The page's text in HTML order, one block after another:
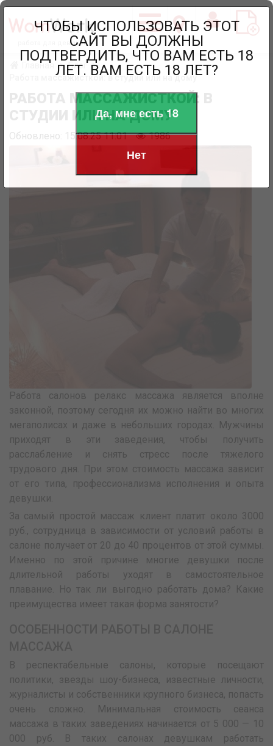
работа для девушек
Главная
Блог
Работа массажисткой: в студии или на дому
РАБОТА МАССАЖИСТКОЙ: В
СТУДИИ ИЛИ НА ДОМУ
Обновлено: 15.08.25 11:01 1986
Работа салонов релакс массажа является вполне
законной, поэтому сегодня их можно найти во многих
мегаполисах и даже в небольших городах. Мужчины
приходят в эти заведения, чтобы получить
расслабление и снять стресс после тяжелого
трудового дня. При этом стоимость массажа зависит
от его типа, профессионализма исполнения и опыта
девушки.
За самый простой массаж клиент платит около 3000
руб., сотрудница в зависимости от условий работы в
салоне получает от 20 до 40 процентов от этой суммы.
Именно по этой причине многие девушки после
длительной работы уходят в самостоятельное
плавание. Но так ли выгодно работать дома? Какие
преимущества имеет такая форма занятости?
В респектабельные салоны, которые посещают
политики, звезды шоу-бизнеса, известные личности,
журналисты и собственники крупного бизнеса, попасть
очень сложно. Минимальная стоимость сеанса
массажа в таких заведениях начинается от 5 000 — 10
000 руб. В таких салонах девушкам работать
ЧТОБЫ ИСПОЛЬЗОВАТЬ ЭТОТ
САЙТ ВЫ ДОЛЖНЫ
ПОДТВЕРДИТЬ, ЧТО ВАМ ЕСТЬ 18
ЛЕТ. ВАМ ЕСТЬ 18 ЛЕТ?
Да, мне есть 18
Нет